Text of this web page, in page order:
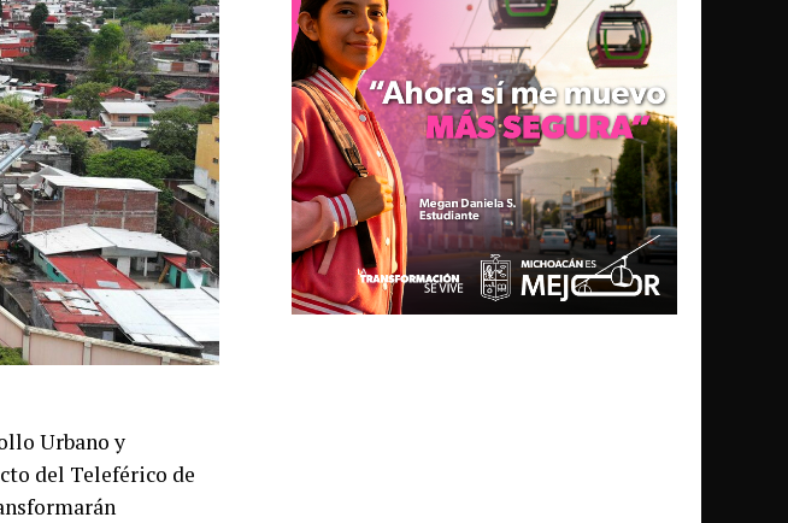
Urbano y
del Teleférico de